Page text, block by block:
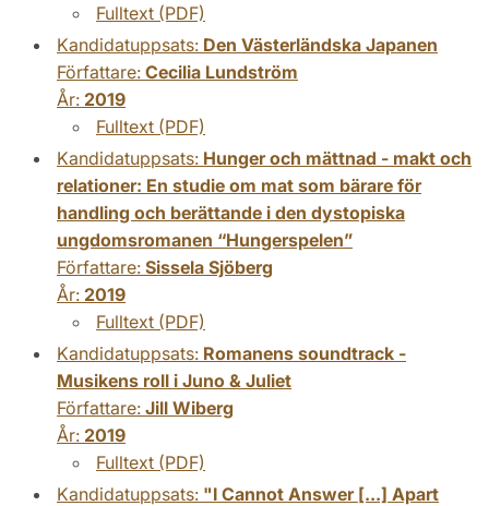
Fulltext (PDF)
Kandidatuppsats: Den Västerländska Japanen
Författare: Cecilia Lundström
År: 2019
Fulltext (PDF)
Kandidatuppsats: Hunger och mättnad - makt och
relationer: En studie om mat som bärare för
handling och berättande i den dystopiska
ungdomsromanen “Hungerspelen”
Författare: Sissela Sjöberg
År: 2019
Fulltext (PDF)
Kandidatuppsats: Romanens soundtrack -
Musikens roll i Juno & Juliet
Författare: Jill Wiberg
År: 2019
Fulltext (PDF)
Kandidatuppsats: "I Cannot Answer [...] Apart